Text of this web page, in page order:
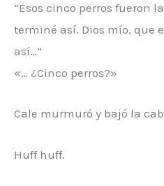
“Esos cinco perros fueron
terminé así. Dios mío, que
así…”
«… ¿Cinco perros?»
Cale murmuró y bajó la
Huff huff.